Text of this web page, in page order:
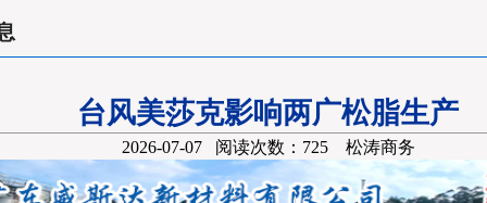
台风美莎克影响两广松脂生产
2026-07-07 阅读次数：725 松涛商务